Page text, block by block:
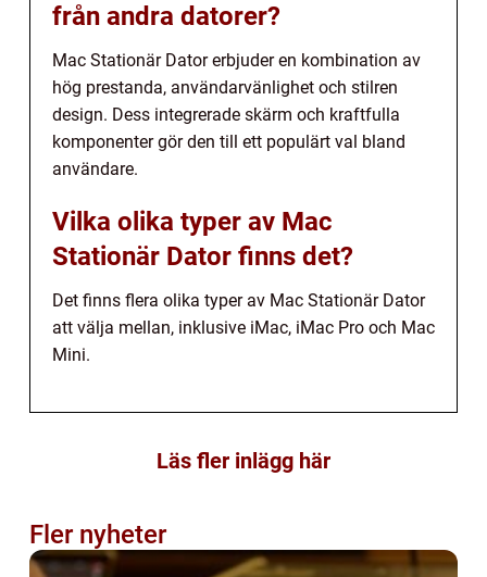
från andra datorer?
Mac Stationär Dator erbjuder en kombination av
hög prestanda, användarvänlighet och stilren
design. Dess integrerade skärm och kraftfulla
komponenter gör den till ett populärt val bland
användare.
Vilka olika typer av Mac
Stationär Dator finns det?
Det finns flera olika typer av Mac Stationär Dator
att välja mellan, inklusive iMac, iMac Pro och Mac
Mini.
Läs fler inlägg här
Fler nyheter